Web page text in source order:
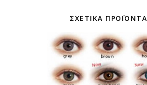
ΣΧΕΤΙΚΆ ΠΡΟΪΌΝΤΑ